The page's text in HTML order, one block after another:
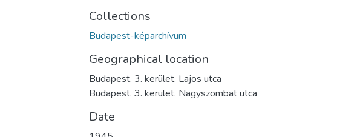
Collections
Budapest-képarchívum
Geographical location
Budapest. 3. kerület. Lajos utca
Budapest. 3. kerület. Nagyszombat utca
Date